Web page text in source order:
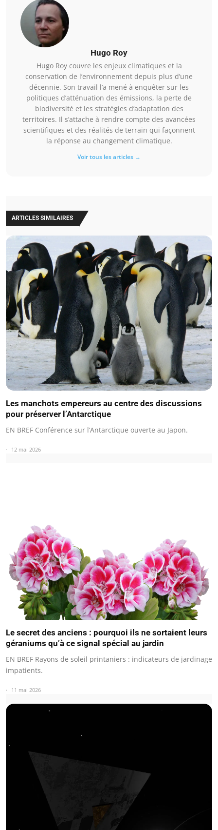
Hugo Roy
Hugo Roy couvre les enjeux climatiques et la
conservation de l’environnement depuis plus d’une
décennie. Son travail l’a mené à enquêter sur les
politiques d’atténuation des émissions, la perte de
biodiversité et les stratégies d’adaptation des
territoires. Il s’attache à rendre compte des avancées
scientifiques et des réalités de terrain qui façonnent
la réponse au changement climatique.
Voir tous les articles →
ARTICLES SIMILAIRES
Les manchots empereurs au centre des discussions
pour préserver l’Antarctique
EN BREF Conférence sur l’Antarctique ouverte au Japon.
12 mai 2026
Le secret des anciens : pourquoi ils ne sortaient leurs
géraniums qu’à ce signal spécial au jardin
EN BREF Rayons de soleil printaniers : indicateurs de jardinage
impatients.
11 mai 2026